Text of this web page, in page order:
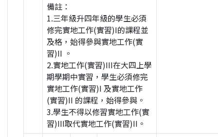
備註：
1.三年級升四年級的學生必須
修完實地工作(實習)I的課程並
及格，始得參與實地工作(實
習)II 。
2.實地工作(實習)III在大四上學
期學期中實習，學生必須修完
實地工作(實習)I 及實地工作
(實習)II 的課程，始得參與。
3.學生不得以修習實地工作(實
習)III取代實地工作(實習)II。